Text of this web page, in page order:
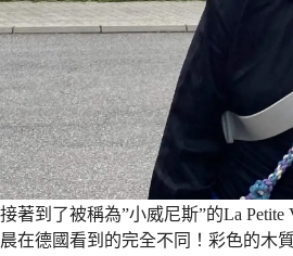
接著到了被稱為”小威尼斯”的La Petite
晨在德國看到的完全不同！彩色的木